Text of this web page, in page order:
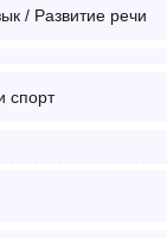
/ Развитие речи
спорт